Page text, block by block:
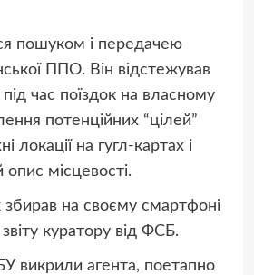
пошуком і передачею
ППО. Він відстежував
під час поїздок на власному
потенційних “цілей”
локації на гугл-картах і
місцевості.
на своєму смартфоні
куратору від ФСБ.
викрили агента, поетапно